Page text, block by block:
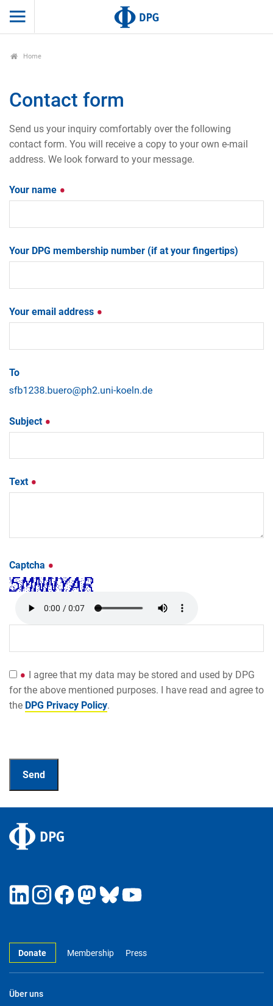
Home
Contact form
Send us your inquiry comfortably over the following
contact form. You will receive a copy to your own e-mail
address. We look forward to your message.
Your name
Your DPG membership number (if at your fingertips)
Your email address
To
Subject
Text
Captcha
I agree that my data may be stored and used by DPG
for the above mentioned purposes. I have read and agree to
the DPG Privacy Policy.
Donate Membership Press
Über uns